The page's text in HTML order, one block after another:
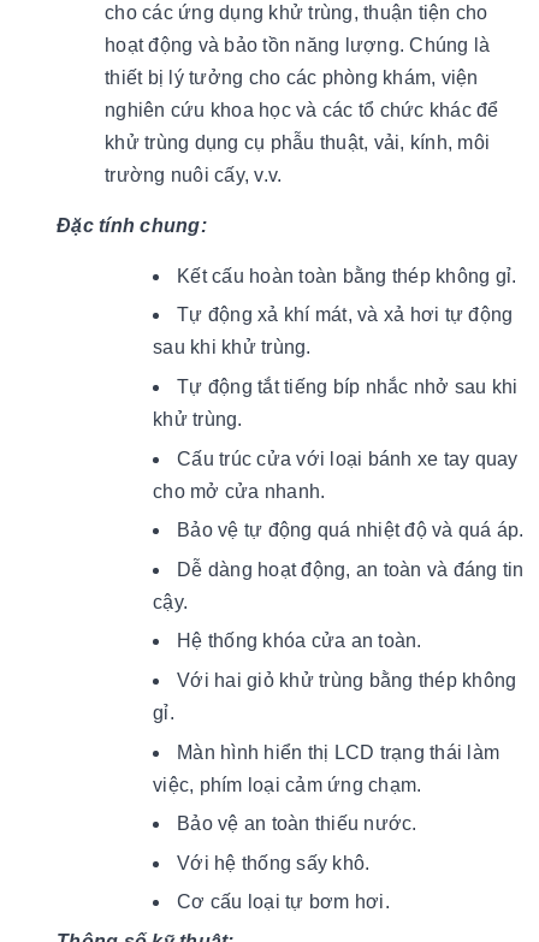
cho các ứng dụng khử trùng, thuận tiện cho
hoạt động và bảo tồn năng lượng. Chúng là
thiết bị lý tưởng cho các phòng khám, viện
nghiên cứu khoa học và các tổ chức khác để
khử trùng dụng cụ phẫu thuật, vải, kính, môi
trường nuôi cấy, v.v.
Đặc tính chung:
Kết cấu hoàn toàn bằng thép không gỉ.
Tự động xả khí mát, và xả hơi tự động
sau khi khử trùng.
Tự động tắt tiếng bíp nhắc nhở sau khi
khử trùng.
Cấu trúc cửa với loại bánh xe tay quay
cho mở cửa nhanh.
Bảo vệ tự động quá nhiệt độ và quá áp.
Dễ dàng hoạt động, an toàn và đáng tin
cậy.
Hệ thống khóa cửa an toàn.
Với hai giỏ khử trùng bằng thép không
gỉ.
Màn hình hiển thị LCD trạng thái làm
việc, phím loại cảm ứng chạm.
Bảo vệ an toàn thiếu nước.
Với hệ thống sấy khô.
Cơ cấu loại tự bơm hơi.